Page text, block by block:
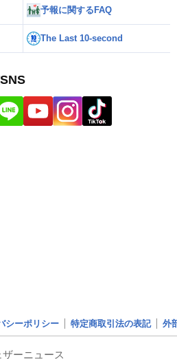
予報に関するFAQ
The Last 10-second
シーポリシー 特定商取引法の表記 外
ザーニュース